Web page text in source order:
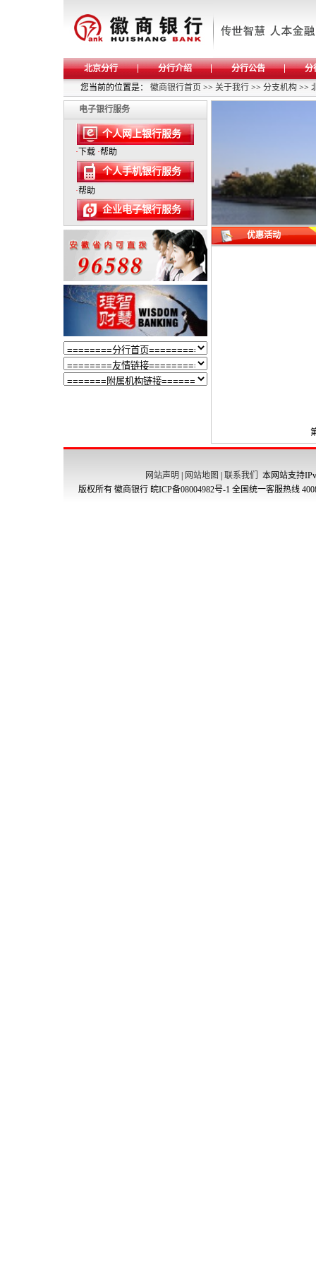
北京分行 分行介绍 分行公告
分
您当前的位置是： 徽商银行首页 >> 关于我行 >> 分支机构 >>
电子银行服务
个人网上银行服务
· 下载 ·帮助
个人手机银行服务
·帮助
企业电子银行服务
优惠活动
网站声明 网站地图 联系我们
本网站支持
版权所有 徽商银行 皖ICP备08004982号-1 全国统一客服热线